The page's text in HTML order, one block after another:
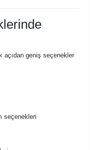
açıdan geniş seçenekler
seçenekleri